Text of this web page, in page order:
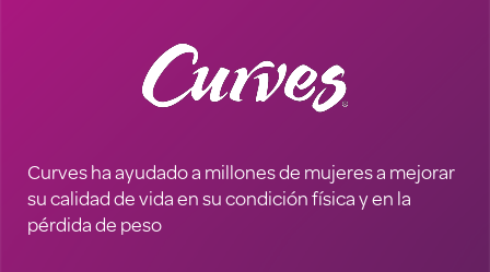
Curves ha ayudado a millones de mujeres a mejorar
su calidad de vida en su condición física y en la
pérdida de peso